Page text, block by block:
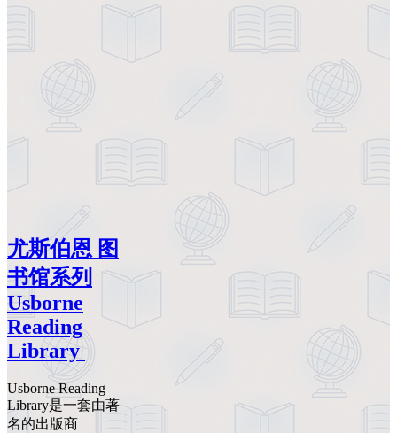
尤斯伯恩 图
书馆系列
Usborne
Reading
Library
Usborne Reading
Library是一套由著
名的出版商